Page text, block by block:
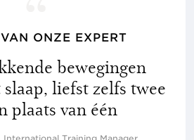
ONZE EXPERT
bewegingen
liefst zelfs twee
plaats van één